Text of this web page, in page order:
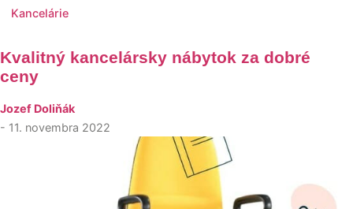
Kancelárie
Kvalitný kancelársky nábytok za dobré
ceny
Jozef Doliňák
- 11. novembra 2022